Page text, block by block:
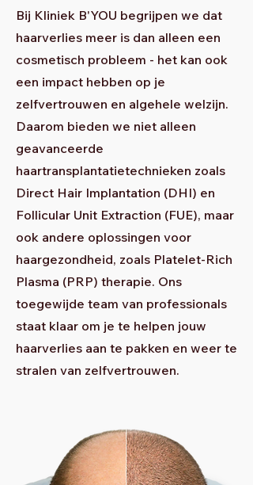
Bij Kliniek B'YOU begrijpen we dat
haarverlies meer is dan alleen een
cosmetisch probleem - het kan ook
een impact hebben op je
zelfvertrouwen en algehele welzijn.
Daarom bieden we niet alleen
geavanceerde
haartransplantatietechnieken zoals
Direct Hair Implantation (DHI) en
Follicular Unit Extraction (FUE), maar
ook andere oplossingen voor
haargezondheid, zoals Platelet-Rich
Plasma (PRP) therapie. Ons
toegewijde team van professionals
staat klaar om je te helpen jouw
haarverlies aan te pakken en weer te
stralen van zelfvertrouwen.